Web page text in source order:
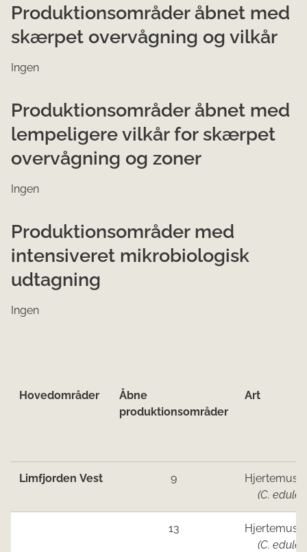
Produktionsområder åbnet med
skærpet overvågning og vilkår
Ingen
Produktionsområder åbnet med
lempeligere vilkår for skærpet
overvågning og zoner
Ingen
Produktionsområder med
intensiveret mikrobiologisk
udtagning
Ingen
Hove​d​​områder
Åbne
produktionsområder
Art
Limfjorden Vest 9
(C. edule)
13
(C. edule)